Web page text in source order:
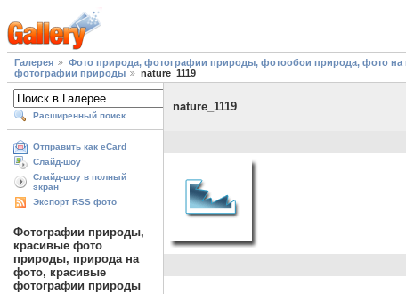
Галерея Фото природа, фотографии природы, фотообои природа, фото
фотографии природы
nature_1119
Расширенный поиск
Отправить как eCard
Слайд-шоу
Слайд-шоу в полный
экран
Экспорт RSS фото
Фотографии природы,
красивые фото
природы, природа на
фото, красивые
фотографии природы
nature_1119